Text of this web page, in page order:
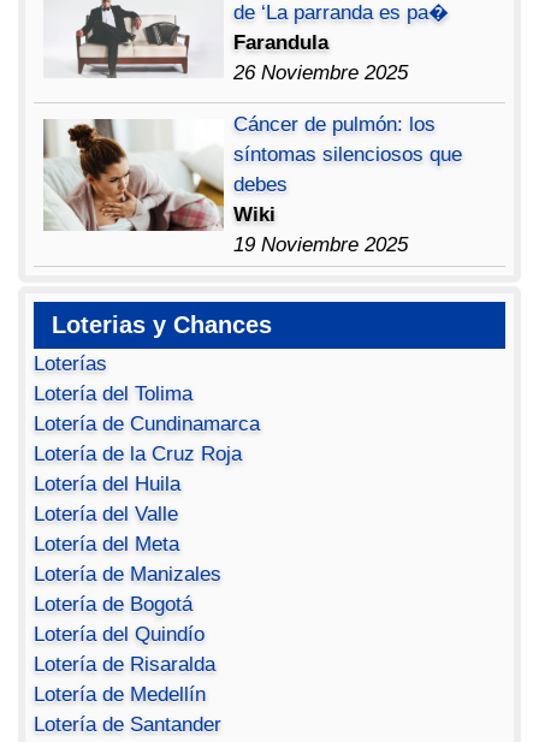
de ‘La parranda es pa�
Farandula
26 Noviembre 2025
Cáncer de pulmón: los
síntomas silenciosos que
debes
Wiki
19 Noviembre 2025
Loterias y Chances
Loterías
Lotería del Tolima
Lotería de Cundinamarca
Lotería de la Cruz Roja
Lotería del Huila
Lotería del Valle
Lotería del Meta
Lotería de Manizales
Lotería de Bogotá
Lotería del Quindío
Lotería de Risaralda
Lotería de Medellín
Lotería de Santander